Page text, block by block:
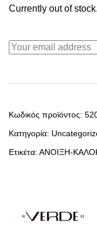
Currently out of stock.
Κωδικός προϊόντος:
Κατηγορία:
Ετικέτα: ΑΝΟΙΞΗ-